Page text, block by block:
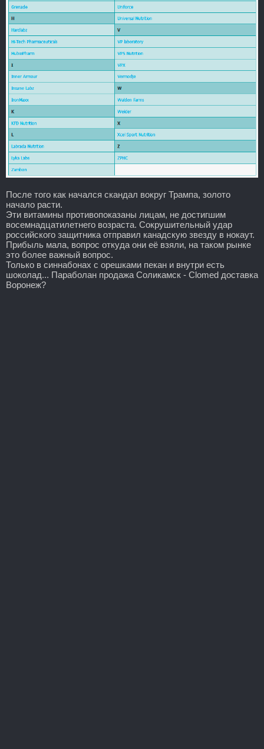
После того как начался скандал вокруг Трампа, золото
начало расти.
Эти витамины противопоказаны лицам, не достигшим
восемнадцатилетнего возраста. Сокрушительный удар
российского защитника отправил канадскую звезду в нокаут.
Прибыль мала, вопрос откуда они её взяли, на таком рынке
это более важный вопрос.
Только в синнабонах с орешками пекан и внутри есть
шоколад... Параболан продажа Соликамск - Clomed доставка
Воронеж?